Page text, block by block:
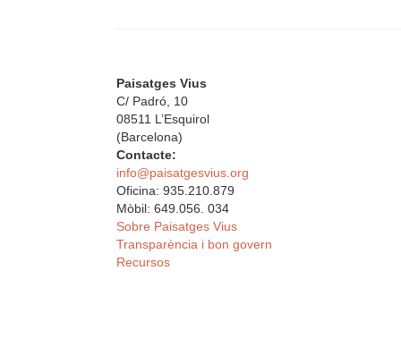
Paisatges Vius
C/ Padró, 10
08511 L’Esquirol
(Barcelona)
Contacte:
info@paisatgesvius.org
Oficina: 935.210.879
Mòbil: 649.056. 034
Sobre Paisatges Vius
Transparència i bon govern
Recursos